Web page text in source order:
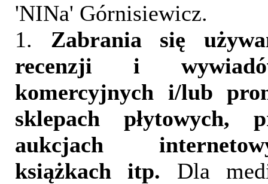
'NINa' Górnisiewicz.
1. Zabrania się
recenzji i
komercyjnych i/lub
sklepach płytowych,
aukcjach
książkach itp. Dla